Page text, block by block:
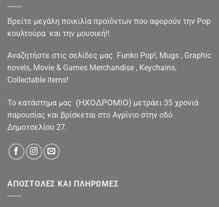
Βρείτε μεγάλη ποικιλία προϊόντων που αφορούν την Pop
κουλτούρα και την μουσική!!
Αναζητήστε στις σελίδες μας Funko Pop!, Mugs , Graphic
novels, Movie & Games Merchandise , Keychains,
Collectable items!
To κατάστημα μας (ΗΧΟΔΡΟΜΙΟ) μετράει 35 χρονιά
παρουσίας και βρίσκεται στο Αγρίνιο στην οδό
Δημοτσελίου 27.
ΑΠΟΣΤΟΛΕΣ ΚΑΙ ΠΛΗΡΩΜΕΣ